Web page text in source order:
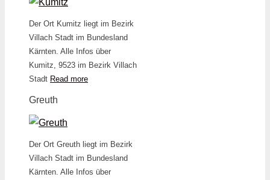
Der Ort Kumitz liegt im Bezirk
Villach Stadt im Bundesland
Kärnten. Alle Infos über
Kumitz, 9523 im Bezirk Villach
Stadt Read more
Greuth
Der Ort Greuth liegt im Bezirk
Villach Stadt im Bundesland
Kärnten. Alle Infos über